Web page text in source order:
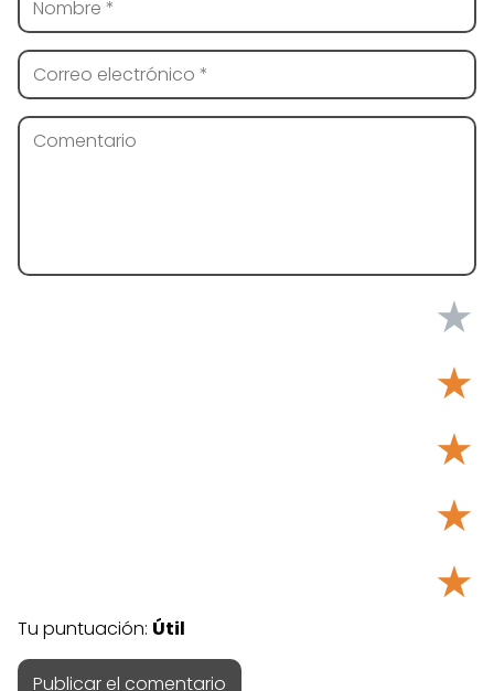
★
★
★
★
★
Tu puntuación: Útil